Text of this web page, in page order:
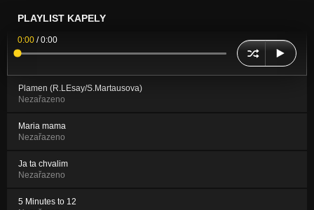
PLAYLIST KAPELY
0:00 /0:00
Plamen (R.LEsay/S.Martausova)
Nezařazeno
Maria mama
Nezařazeno
Ja ta chvalim
Nezařazeno
5 Minutes to 12